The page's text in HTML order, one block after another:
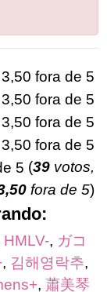
(39 votos,
fora de 5)
HMLV-, ガコ
, 김해영락추,
, 蕭美琴